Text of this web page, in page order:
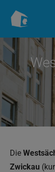
Inhalt
Die
Zwickau